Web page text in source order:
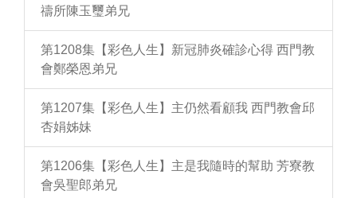
禱所陳玉璽弟兄
第1208集【彩色人生】新冠肺炎確診心得 西門教
會鄭榮恩弟兄
第1207集【彩色人生】主仍然看顧我 西門教會邱
杏娟姊妹
第1206集【彩色人生】主是我隨時的幫助 芳寮教
會吳聖郎弟兄